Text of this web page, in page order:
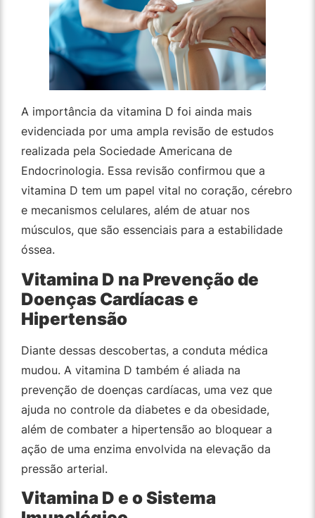
A importância da vitamina D foi ainda mais
evidenciada por uma ampla revisão de estudos
realizada pela Sociedade Americana de
Endocrinologia. Essa revisão confirmou que a
vitamina D tem um papel vital no coração, cérebro
e mecanismos celulares, além de atuar nos
músculos, que são essenciais para a estabilidade
óssea.
Vitamina D na Prevenção de
Doenças Cardíacas e
Hipertensão
Diante dessas descobertas, a conduta médica
mudou. A vitamina D também é aliada na
prevenção de doenças cardíacas, uma vez que
ajuda no controle da diabetes e da obesidade,
além de combater a hipertensão ao bloquear a
ação de uma enzima envolvida na elevação da
pressão arterial.
Vitamina D e o Sistema